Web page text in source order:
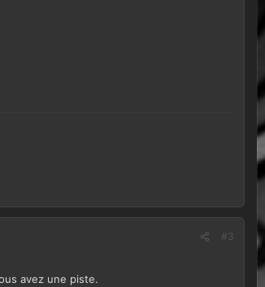
#3
avez une piste.